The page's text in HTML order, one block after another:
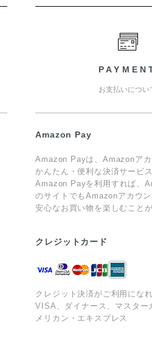
お支払いについ
Amazon Pay
Amazon Payは、Amazonアカ
かんたん・便利な決済サービス
Amazon Payを利用すれば、
のサイトでもAmazonアカウ
安心なお買い物を楽しむことが
クレジットカード
クレジット決済がご利用になれ
VISA、ダイナース、マスター
メリカン・エキスプレス